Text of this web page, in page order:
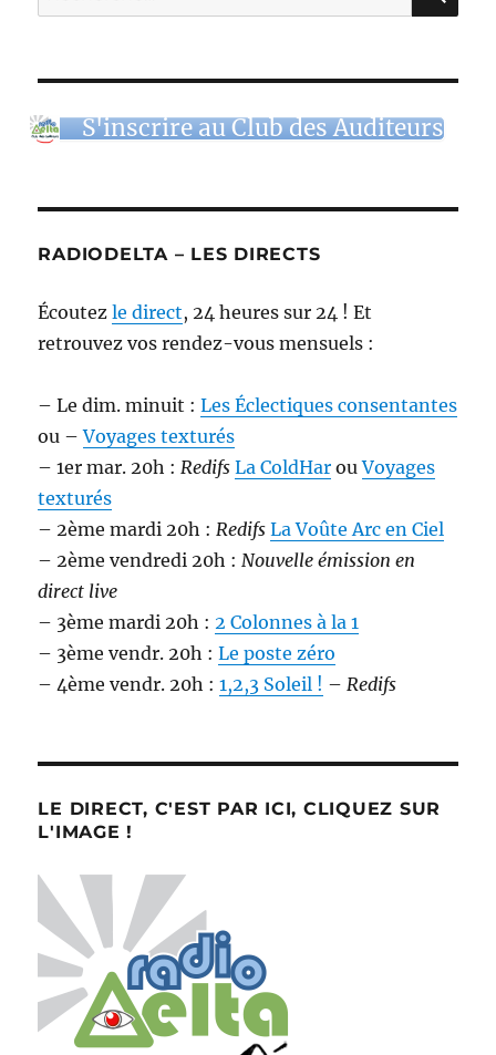
pour :
S'inscrire au Club des Auditeurs
RADIODELTA – LES DIRECTS
Écoutezle direct, 24 heures sur 24 ! Et
retrouvez vos rendez-vous mensuels :
– Le dim. minuit :Les Éclectiques consentantes
ou –Voyages texturés
– 1er mar. 20h :Redifs La ColdHar ouVoyages
texturés
– 2ème mardi 20h :Redifs La Voûte Arc en Ciel
– 2ème vendredi 20h :Nouvelle émission en
direct live
– 3ème mardi 20h :2 Colonnes à la 1
– 3ème vendr. 20h :Le poste zéro
– 4ème vendr. 20h :1,2,3 Soleil ! –Redifs
LE DIRECT, C'EST PAR ICI, CLIQUEZ SUR
L'IMAGE !